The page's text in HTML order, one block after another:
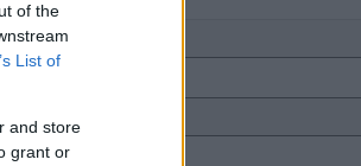
of the
List of
and store
grant or
mail cím